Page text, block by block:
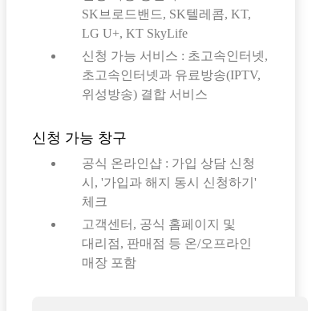
SK브로드밴드, SK텔레콤, KT,
LG U+, KT SkyLife
신청 가능 서비스 : 초고속인터넷,
초고속인터넷과 유료방송(IPTV,
위성방송) 결합 서비스
신청 가능 창구
공식 온라인샵 : 가입 상담 신청
시, '가입과 해지 동시 신청하기'
체크
고객센터, 공식 홈페이지 및
대리점, 판매점 등 온/오프라인
매장 포함